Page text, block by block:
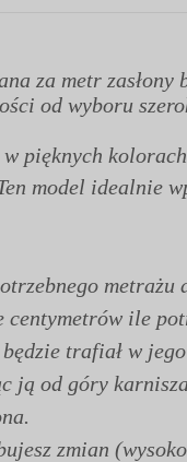
za metr zasłony
od wyboru
w pięknych
model idealnie
centymetrów ile
trafiał w
ją od góry
zmian